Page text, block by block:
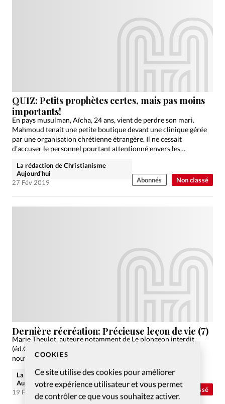
COOKIES
Ce site utilise des cookies pour améliorer
votre expérience utilisateur et vous permet
de contrôler ce que vous souhaitez activer.
Non classé
QUIZ: Petits prophètes certes, mais pas moins
importants!
En pays musulman, Aïcha, 24 ans, vient de perdre son mari.
Mahmoud tenait une petite boutique devant une clinique gérée
par une organisation chrétienne étrangère. Il ne cessait
d’accuser le personnel pourtant attentionné envers les…
La rédaction de Christianisme
Aujourd'hui
27 Fév 2019
Abonnés
Non classé
Dernière récréation: Précieuse leçon de vie (7)
Marie Theulot, auteure notamment de Le plongeon interdit
(éd.Ourania) et Quais d’exil (éd. Ourania) vous propose la
nouvelle Dernière récréation.
La rédaction de Christianisme
Aujourd'hui
19 Fév 2019
Abonnés